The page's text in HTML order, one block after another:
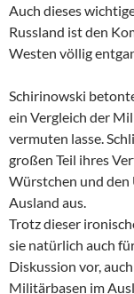
Auch dieses
Russland ist den
Westen völlig
Schirinowski
ein Vergleich der
vermuten lasse.
großen Teil ihres
Würstchen und
Ausland aus.
Trotz dieser
sie natürlich auch
Diskussion vor,
Militärbasen im